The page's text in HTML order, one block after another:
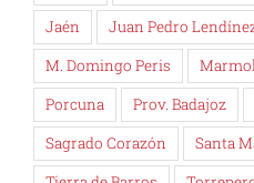
Jaén
Juan Pedro
M. Domingo Peris
Porcuna
Prov. Badajoz
Sagrado Corazón
Santa